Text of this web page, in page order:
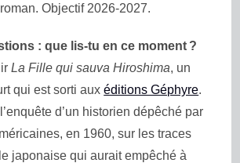
Objectif 2026-2027.
: que lis-tu en ce moment ?
La Fille qui sauva Hiroshima, un
qui est sorti auxéditions Géphyre.
d’un historien dépêché par
en 1960, sur les traces
japonaise qui aurait empêché à